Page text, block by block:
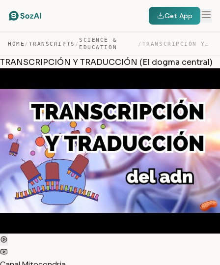
Get App
HOME / TRANSCRIPTS /
SCIENCE &
EDUCATION
/ TRANSCRIPCIÓN Y TRADUCCIÓN (EL DOGMA CENTRAL) — TRANSCRIPT
TRANSCRIPCIÓN Y TRADUCCIÓN (El dogma central)